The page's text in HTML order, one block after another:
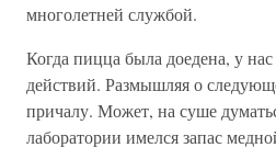
многолетней службой.
Когда пицца была доедена, у
действий. Размышляя о
причалу. Может, на суше
лаборатории имелся запас